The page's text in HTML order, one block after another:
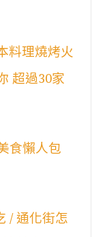
料理燒烤火
超過30家
食懶人包
/ 通化街怎